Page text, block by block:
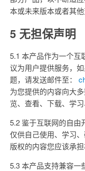
本或未来版本或者其
5 无担保声明
5.1 本产品作为一个互
议为用户提供服务，
题，请发送邮件至：
为您提供的内容向大
览、查看、下载、学习
5.2 鉴于互联网的自由
仅供自己使用、学习
版权的内容您应该承
5.3 本产品支持兼容一